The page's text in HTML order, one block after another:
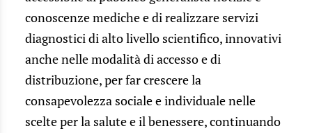
conoscenze mediche e di realizzare servizi
diagnostici di alto livello scientifico, innovativi
anche nelle modalità di accesso e di
distribuzione, per far crescere la
consapevolezza sociale e individuale nelle
scelte per la salute e il benessere, continuando